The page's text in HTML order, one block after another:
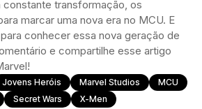
transformação, os
marcar uma nova era no MCU. E
conhecer essa nova geração de
e compartilhe esse artigo
Jovens Heróis Marvel Studios
MCU
Secret Wars
X-Men